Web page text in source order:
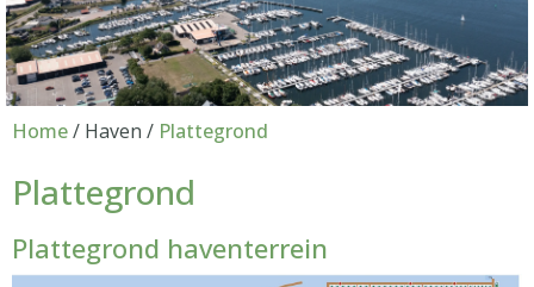
Home/ Haven / Plattegrond
Plattegrond
Plattegrond haventerrein